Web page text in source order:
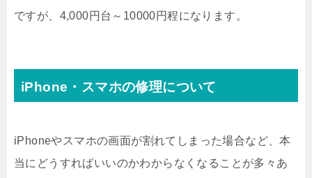
ですが、4,000円台～10000円程になります。
iPhone・スマホの修理について
iPhoneやスマホの画面が割れてしまった場合など、本
当にどうすればいいのかわからなくなることが多々あ